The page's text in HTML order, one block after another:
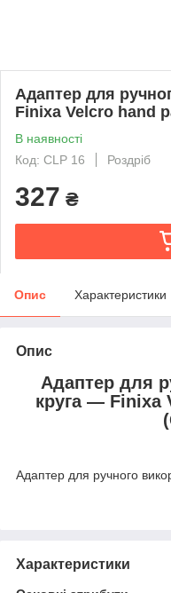
Адаптер для
Finixa Velcro hand
В наявності
Код: CLP 16
Роздріб
327 ₴
Опис Характеристики
Опис
Адаптер для
круга — Finixa
Адаптер для ручного
Характеристики